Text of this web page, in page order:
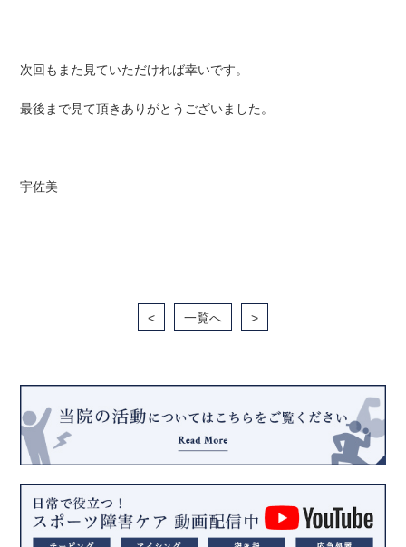
次回もまた見ていただければ幸いです。
最後まで見て頂きありがとうございました。
宇佐美
< 一覧へ >